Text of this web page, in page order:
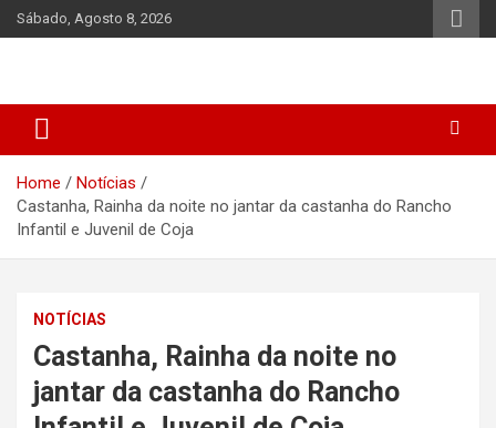
Skip
to
Sábado, Agosto 8, 2026
Home
Notícias
Castanha, Rainha da noite no jantar da castanha do Rancho
Infantil e Juvenil de Coja
NOTÍCIAS
Castanha, Rainha da noite no
jantar da castanha do Rancho